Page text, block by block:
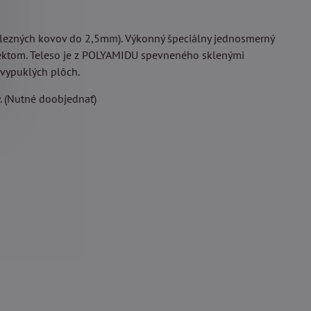
kovov do 2,5mm). Výkonný špeciálny jednosmerný
Teleso je z POLYAMIDU spevneného sklenými
plôch.
(Nutné doobjednať)